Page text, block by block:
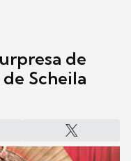
de
Scheila